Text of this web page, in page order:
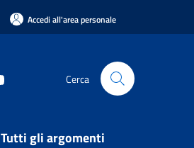
Accedi all'area personale
Cerca
Tutti gli argomenti